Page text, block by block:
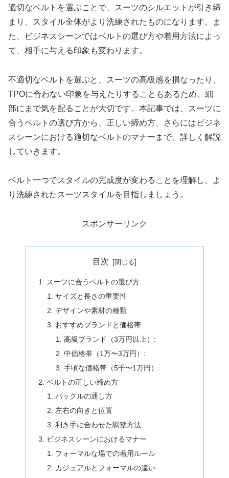
適切なベルトを選ぶことで、スーツのシルエットが引き締
まり、スタイル全体がより洗練されたものになります。ま
た、ビジネスシーンではベルトの選び方や着用方法によっ
て、相手に与える印象も変わります。
不適切なベルトを選ぶと、スーツの高級感を損なったり、
TPOに合わない印象を与えたりすることもあるため、細
部にまで気を配ることが大切です。本記事では、スーツに
合うベルトの選び方から、正しい締め方、さらにはビジネ
スシーンにおける適切なベルトのマナーまで、詳しく解説
していきます。
ベルト一つでスタイルの完成度が変わることを理解し、よ
り洗練されたスーツスタイルを目指しましょう。
スポンサーリンク
目次
スーツに合うベルトの選び方
サイズと長さの重要性
デザインや素材の種類
おすすめブランドと価格帯
高級ブランド（3万円以上）:
中価格帯（1万〜3万円）:
手頃な価格帯（5千〜1万円）:
ベルトの正しい締め方
バックルの通し方
左右の向きと位置
利き手に合わせた調整方法
ビジネスシーンにおけるマナー
フォーマルな場での着用ルール
カジュアルとフォーマルの違い